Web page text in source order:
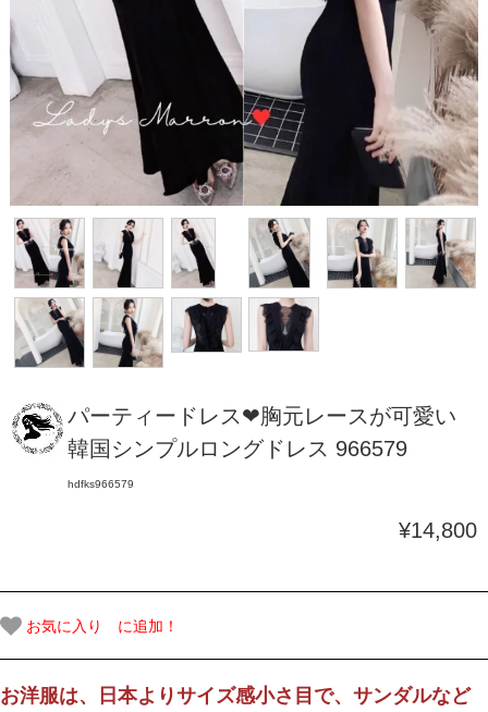
パーティードレス❤胸元レースが可愛い
韓国シンプルロングドレス 966579
hdfks966579
¥14,800
お気に入り に追加！
お洋服は、日本よりサイズ感小さ目で、サンダルなど